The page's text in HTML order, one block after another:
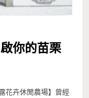
你的苗栗
花卉休閒農場】曾經